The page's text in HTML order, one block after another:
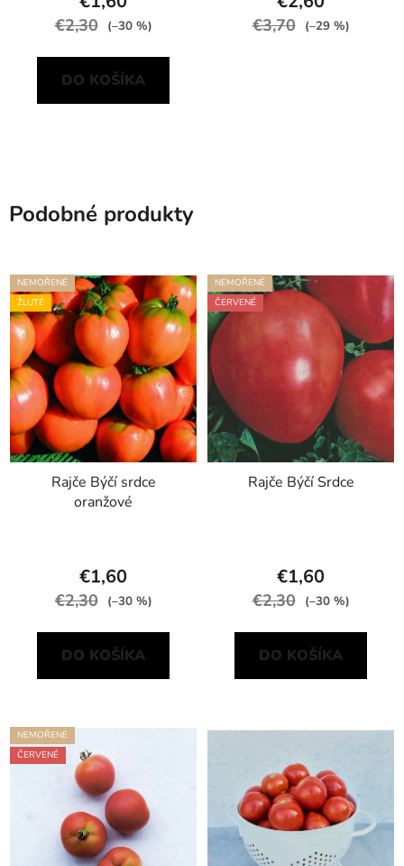
€2,30 (–30 %)
DO KOŠÍKA
€3,70 (–29 %)
Podobné produkty
NEMOŘENÉ
ŽLUTÉ
Rajče Býčí srdce
oranžové
€1,60
€2,30 (–30 %)
DO KOŠÍKA
NEMOŘENÉ
ČERVENÉ
Rajče Býčí Srdce
€1,60
€2,30 (–30 %)
DO KOŠÍKA
NEMOŘENÉ
ČERVENÉ